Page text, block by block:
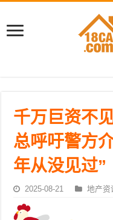
千万巨资不
总呼吁警方
年从没见过”
2025-08-21 地产资